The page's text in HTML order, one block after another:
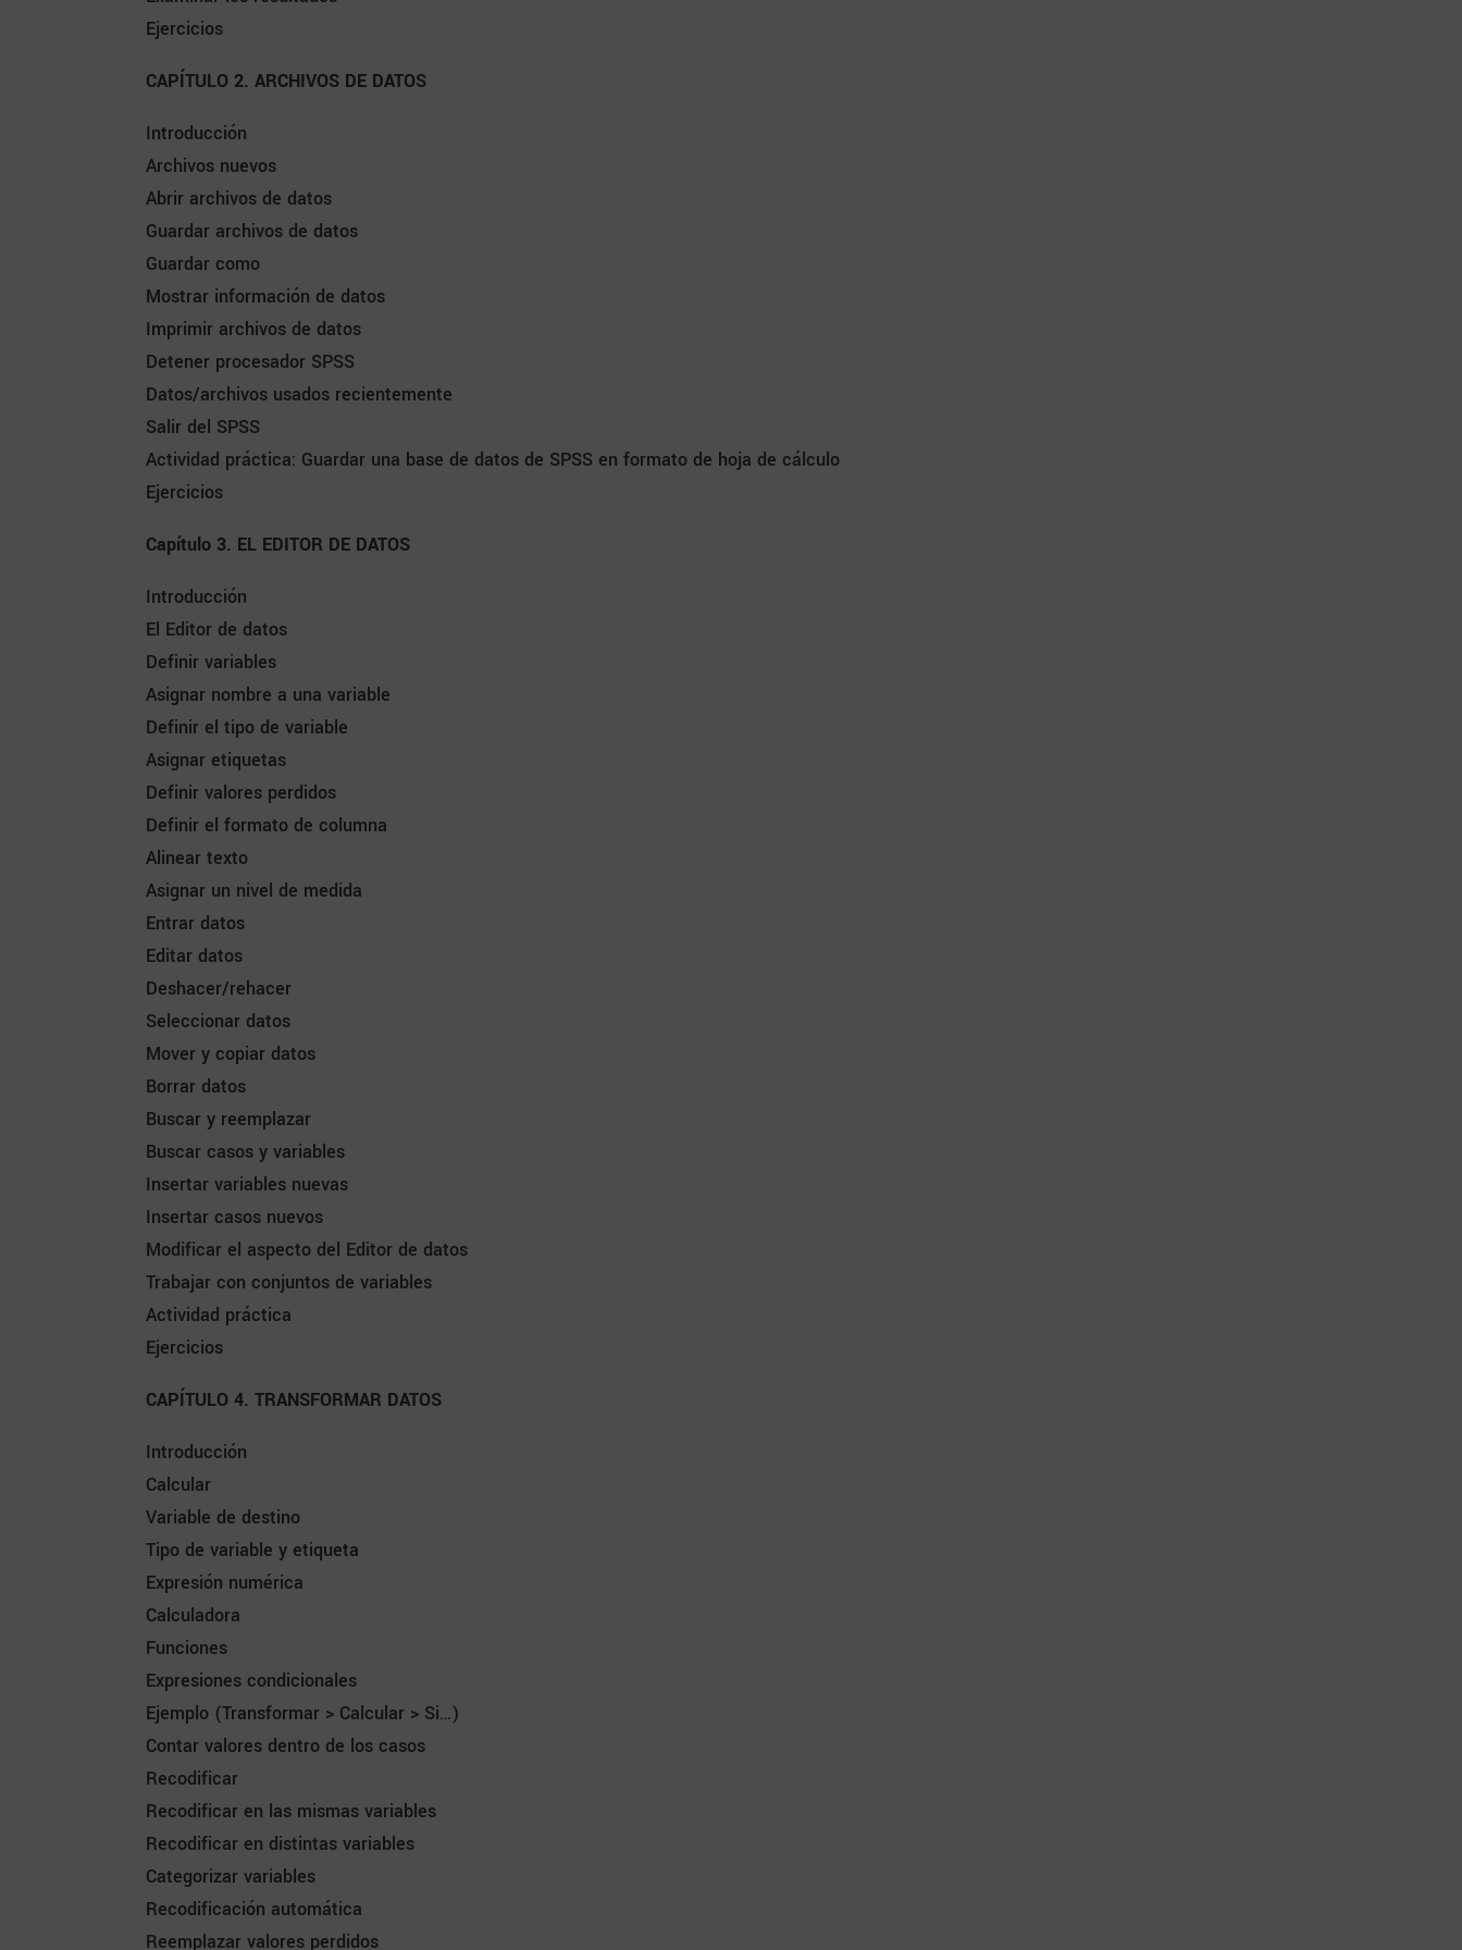
Ejercicios
CAPÍTULO 2. ARCHIVOS DE DATOS
Introducción
Archivos nuevos
Abrir archivos de datos
Guardar archivos de datos
Guardar como
Mostrar información de datos
Imprimir archivos de datos
Detener procesador SPSS
Datos/archivos usados recientemente
Salir del SPSS
Actividad práctica: Guardar una base de datos de SPSS en formato de hoja de cálculo
Ejercicios
Capítulo 3. EL EDITOR DE DATOS
Introducción
El Editor de datos
Definir variables
Asignar nombre a una variable
Definir el tipo de variable
Asignar etiquetas
Definir valores perdidos
Definir el formato de columna
Alinear texto
Asignar un nivel de medida
Entrar datos
Editar datos
Deshacer/rehacer
Seleccionar datos
Mover y copiar datos
Borrar datos
Buscar y reemplazar
Buscar casos y variables
Insertar variables nuevas
Insertar casos nuevos
Modificar el aspecto del Editor de datos
Trabajar con conjuntos de variables
Actividad práctica
Ejercicios
CAPÍTULO 4. TRANSFORMAR DATOS
Introducción
Calcular
Variable de destino
Tipo de variable y etiqueta
Expresión numérica
Calculadora
Funciones
Expresiones condicionales
Ejemplo (Transformar > Calcular > Si…)
Contar valores dentro de los casos
Recodificar
Recodificar en las mismas variables
Recodificar en distintas variables
Categorizar variables
Recodificación automática
Reemplazar valores perdidos